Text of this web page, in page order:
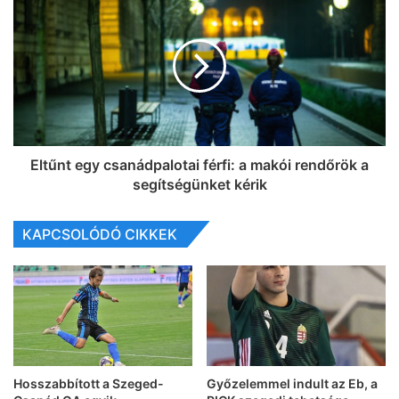
Eltűnt egy csanádpalotai férfi: a makói rendőrök a
segítségünket kérik
KAPCSOLÓDÓ CIKKEK
Hosszabbított a Szeged-
Győzelemmel indult az Eb, a